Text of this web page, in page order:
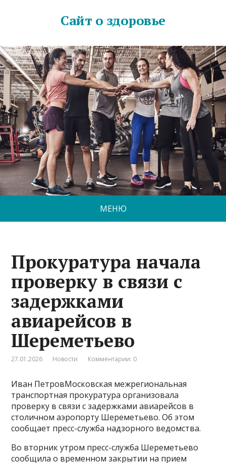
Сайт о здоровье
МЕНЮ
Прокуратура начала
проверку в связи с
задержками
авиарейсов в
Шереметьево
27.01.2026 Новости Комментарии: 0
Иван ПетровМосковская межрегиональная
транспортная прокуратура организовала
проверку в связи с задержками авиарейсов в
столичном аэропорту Шереметьево. Об этом
сообщает пресс-служба надзорного ведомства.
Во вторник утром пресс-служба Шереметьево
сообщила о временном закрытии на прием